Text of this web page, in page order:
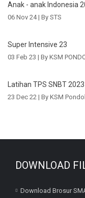
Anak - anak Indonesia
06 Nov 24 | By STS
Super Intensive 23
03 Feb 23 | By KSM
Latihan TPS SNBT 2023
23 Dec 22 | By KSM
DOWNLOAD
Download Brosur